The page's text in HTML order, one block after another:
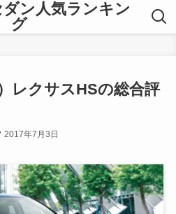
ン人気ランキン
グ
レクサスHSの総合評
2017年7月3日